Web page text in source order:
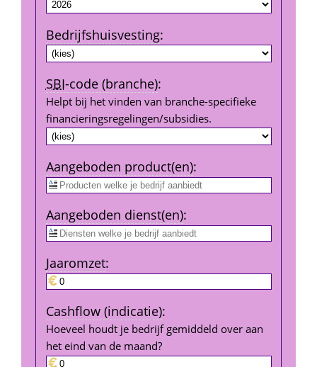
Bedrijfshuisvesting:
SBI-code (branche):
Helpt bij het vinden van branche-specifieke
financierings­regelingen/subsidies.
Aangeboden product(en):
Aangeboden dienst(en):
Jaar­omzet:
Cashflow (indicatie):
Hoeveel houdt je bedrijf gemiddeld over aan
het eind van de maand?